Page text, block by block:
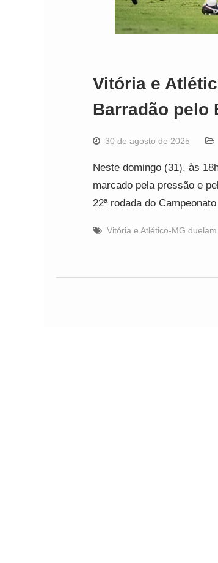
Vitória e
Barradão pelo
30 de agosto de 2025
Neste domingo (31), às
marcado pela pressão e
22ª rodada do
Vitória e Atlético-MG